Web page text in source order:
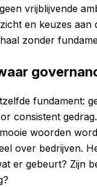
vrijblijvende
en keuzes
zonder
fundament:
consistent
woorden
over bedrijven.
er gebeurt? Zijn